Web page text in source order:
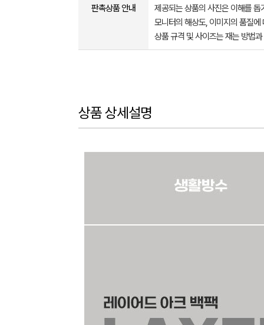
판촉상품 안내
제공되는 상품의 사진은 이해를
모니터의 해상도, 이미지의 품질
상품 규격 및 사이즈는 재는 방법
상품 상세설명